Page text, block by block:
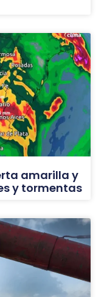
amarilla y
y tormentas